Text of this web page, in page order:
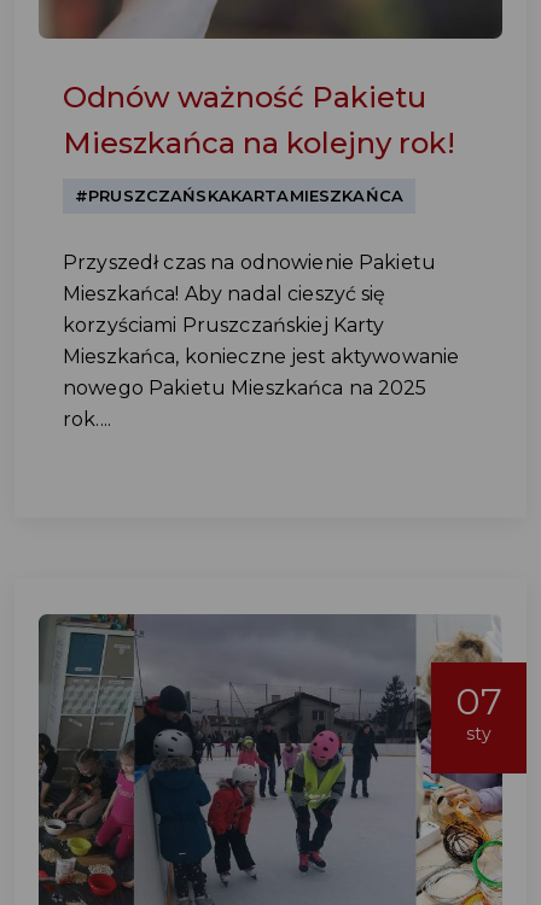
Odnów ważność Pakietu
Mieszkańca na kolejny rok!
#PRUSZCZAŃSKAKARTAMIESZKAŃCA
Przyszedł czas na odnowienie Pakietu
Mieszkańca! Aby nadal cieszyć się
korzyściami Pruszczańskiej Karty
Mieszkańca, konieczne jest aktywowanie
nowego Pakietu Mieszkańca na 2025
rok....
07
sty